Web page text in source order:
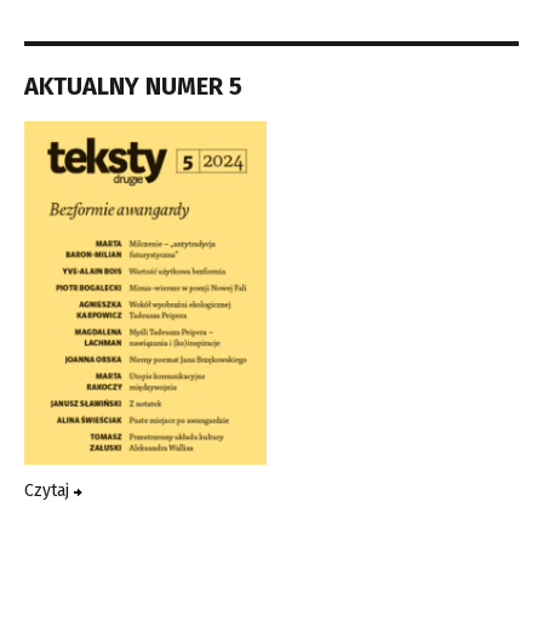
AKTUALNY NUMER 5
Czytaj